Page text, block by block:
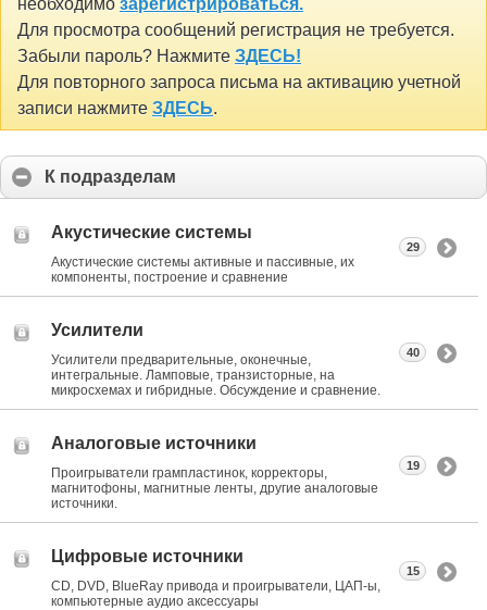
необходимо зарегистрироваться.
Для просмотра сообщений регистрация не требуется.
Забыли пароль? Нажмите ЗДЕСЬ!
Для повторного запроса письма на активацию учетной
записи нажмите ЗДЕСЬ.
К подразделам
Акустические системы
Акустические системы активные и пассивные, их
компоненты, построение и сравнение
29
Усилители
Усилители предварительные, оконечные,
интегральные. Ламповые, транзисторные, на
микросхемах и гибридные. Обсуждение и сравнение.
40
Аналоговые источники
Проигрыватели грампластинок, корректоры,
магнитофоны, магнитные ленты, другие аналоговые
источники.
19
Цифровые источники
CD, DVD, BlueRay привода и проигрыватели, ЦАП-ы,
компьютерные аудио аксессуары
15